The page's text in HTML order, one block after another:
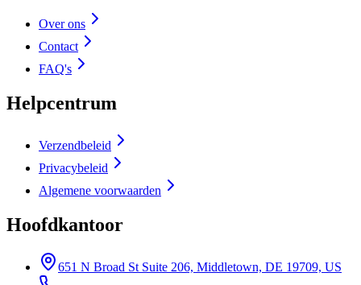
Over ons
Contact
FAQ's
Helpcentrum
Verzendbeleid
Privacybeleid
Algemene voorwaarden
Hoofdkantoor
651 N Broad St Suite 206, Middletown, DE 19709, US